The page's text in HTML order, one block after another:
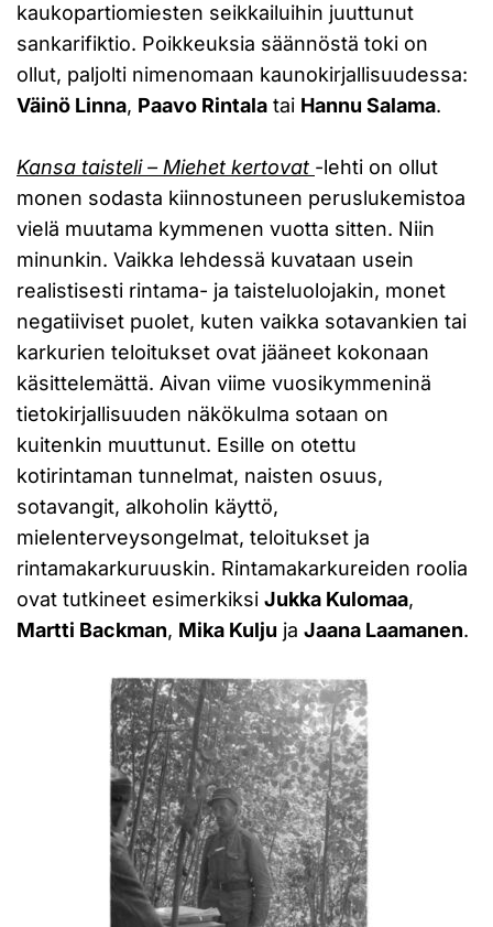
kaukopartiomiesten seikkailuihin juuttunut
sankarifiktio. Poikkeuksia säännöstä toki on
ollut, paljolti nimenomaan kaunokirjallisuudessa:
Väinö Linna, Paavo Rintala tai Hannu Salama.
Kansa taisteli – Miehet kertovat -lehti on ollut
monen sodasta kiinnostuneen peruslukemistoa
vielä muutama kymmenen vuotta sitten. Niin
minunkin. Vaikka lehdessä kuvataan usein
realistisesti rintama- ja taisteluolojakin, monet
negatiiviset puolet, kuten vaikka sotavankien tai
karkurien teloitukset ovat jääneet kokonaan
käsittelemättä. Aivan viime vuosikymmeninä
tietokirjallisuuden näkökulma sotaan on
kuitenkin muuttunut. Esille on otettu
kotirintaman tunnelmat, naisten osuus,
sotavangit, alkoholin käyttö,
mielenterveysongelmat, teloitukset ja
rintamakarkuruuskin. Rintamakarkureiden roolia
ovat tutkineet esimerkiksi Jukka Kulomaa,
Martti Backman, Mika Kulju ja Jaana Laamanen.